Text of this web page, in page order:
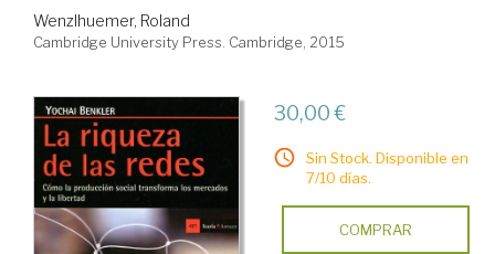
Wenzlhuemer, Roland
Cambridge University Press. Cambridge, 2015
30,00 €
Sin Stock. Disponible en
7/10 días.
COMPRAR